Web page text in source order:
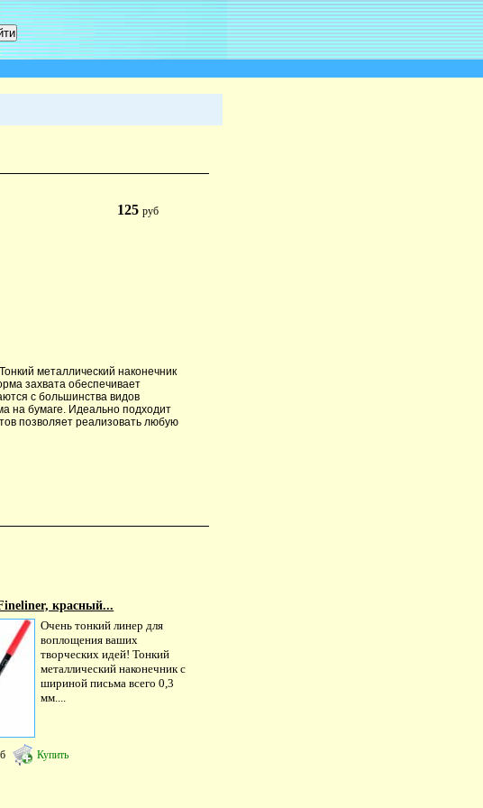
125руб
металлический наконечник
захвата обеспечивает
с большинства видов
на бумаге. Идеально подходит
позволяет реализовать любую
красный...
Очень тонкий линер для
воплощения ваших
творческих идей! Тонкий
металлический наконечник с
шириной письма всего 0,3
мм....
Купить